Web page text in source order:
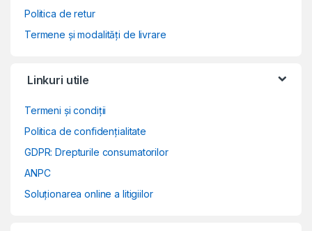
Politica de retur
Termene și modalități de livrare
Linkuri utile
Termeni și condiții
Politica de confidențialitate
GDPR: Drepturile consumatorilor
ANPC
Soluționarea online a litigiilor